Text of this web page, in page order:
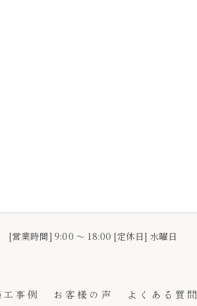
[営業時間] 9:00 〜 18:00 [定休日] 水曜日
工事例 お客様の声 よくある質問